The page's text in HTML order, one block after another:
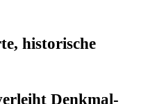
his­to­ri­sche
Denk­mal­